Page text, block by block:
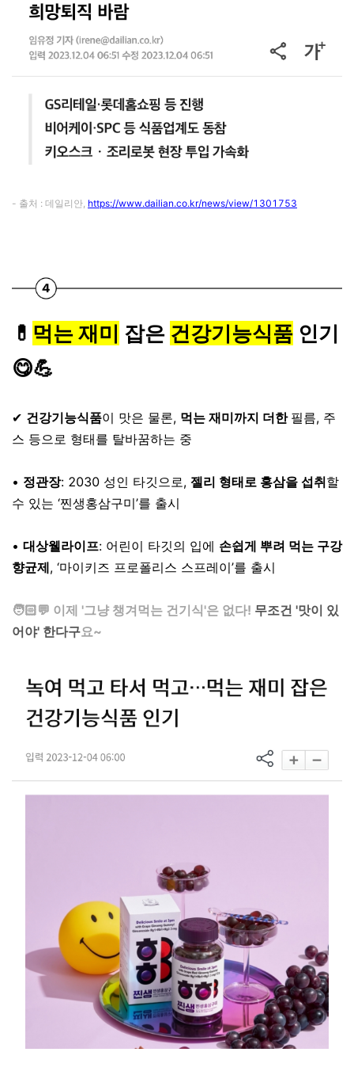
- 출처 : 데일리안, https://www.dailian.co.kr/news/view/1301753
💊 먹는 재미 잡은 건강기능식품 인기
😋💪
✔ 건강기능식품이 맛은 물론, 먹는 재미까지 더한 필름, 주
스 등으로 형태를 탈바꿈하는 중
• 정관장: 2030 성인 타깃으로, 젤리 형태로 홍삼을 섭취할
수 있는 ‘찐생홍삼구미’를 출시
• 대상웰라이프: 어린이 타깃의 입에 손쉽게 뿌려 먹는 구강
향균제, ‘마이키즈 프로폴리스 스프레이’를 출시
🧑🏻💬 이제 '그냥 챙겨먹는 건기식'은 없다! 무조건 '맛이 있
어야' 한다구요~